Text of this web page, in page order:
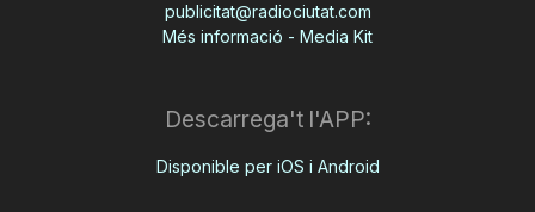
publicitat@radiociutat.com
Més informació - Media Kit
Descarrega't l'APP:
Disponible per iOS i Android